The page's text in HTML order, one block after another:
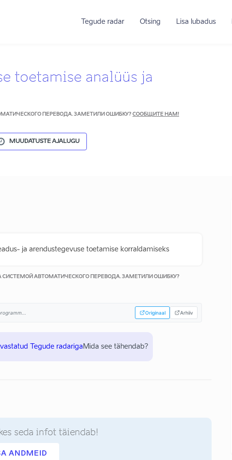
Tegude radar Otsing Lisa lubadus
toetamise analüüs ja
ПЕРЕВОДА. ЗАМЕТИЛИ ОШИБКУ? СООБЩИТЕ НАМ!
MUUDATUSTE AJALUGU
ja arendustegevuse toetamise korraldamiseks
СИСТЕМОЙ АВТОМАТИЧЕСКОГО ПЕРЕВОДА. ЗАМЕТИЛИ ОШИБКУ?
Originaal Arhiiv
Tegude radariga Mida see tähendab?
seda infot täiendab!
ANDMEID